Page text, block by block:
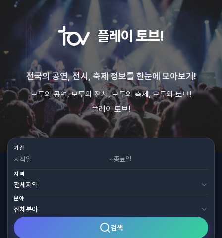
플레이 토브!
전국의 공연, 전시, 축제 정보를 한눈에 모아보기!
모두의 공연, 모두의 전시, 모두의 축제, 모두의 토브!
플레이 토브!
기간
~
지역
분야
검색